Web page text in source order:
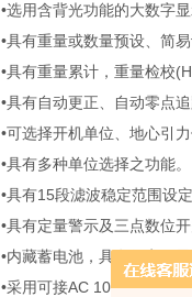
•选用含背光功能的大数字
•具有重量或数量预设、简
•具有重量累计，重量检校
•具有自动更正、自动零点
•可选择开机单位、地心引
•具有多种单位选择之功能。
•具有15段滤波稳定范围设定
•具有定量警示及三点数位开
•内藏蓄电池，具有低电量
•采用可接AC 100~240V频